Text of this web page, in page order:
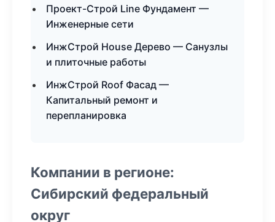
Проект-Строй Line Фундамент —
Инженерные сети
ИнжСтрой House Дерево — Санузлы
и плиточные работы
ИнжСтрой Roof Фасад —
Капитальный ремонт и
перепланировка
Компании в регионе:
Сибирский федеральный
округ